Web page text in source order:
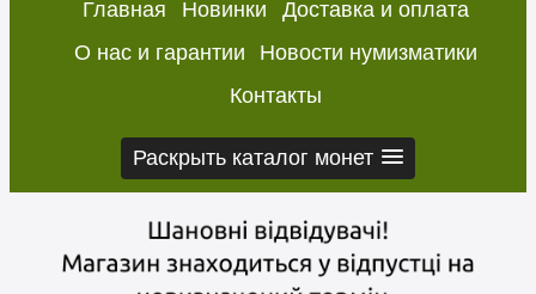
Главная Новинки
Доставка и оплата
О нас и гарантии
Новости нумизматики
Контакты
Раскрыть каталог монет